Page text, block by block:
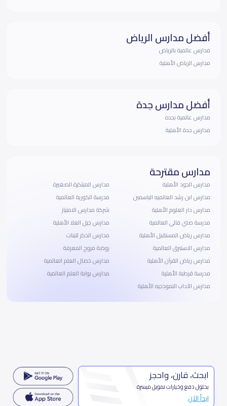
أفضل مدارس الرياض
مدارس عالمية بالرياض
مدارس الرياض الأهلية
أفضل مدارس جدة
مدارس عالمية بجده
مدارس جدة الأهلية
مدارس مقترحة
مدارس الجود الأهلية
مدارس ابن رشد العالميه الياسمين
مدارس دار العلوم الأهلية
مدرسة صني فالي العالمية
مدارس رياض المستقبل الأهلية
مدارس الاستبرق العالمية
مدارس رياض القرآن الأهلية
مدرسة قرطبة الأهلية
مدارس الآداب النموذجيه الأهلية
مدارس المبتكرة الصغيرة
مدرسة الكورية العالمية
شركة مدارس الامتياز
مدارس جيل العلا الأهلية
مدارس الذكر للبنات
روضة مروج المعرفة
مدارس خصال العلم العالمية
مدارس بوابة العلم العالمية
ابحث، قارن، واحجز
بحلول دفع وخيارات تمويل ميسرة
ابدأ الآن